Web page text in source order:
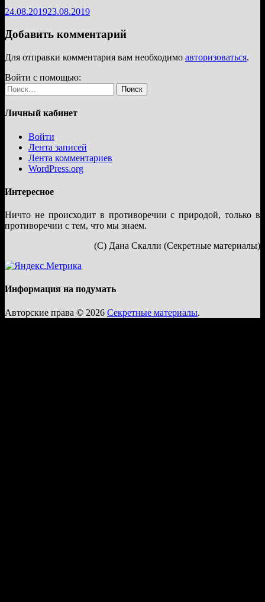
24.08.201923.08.2019
Добавить комментарий
Для отправки комментария вам необходимо авторизоваться.
Войти с помощью:
Найти:
Личный кабинет
Войти
Лента записей
Лента комментариев
WordPress.org
Интересное
Ничто не происходит в противоречии с природой, только в
противоречии с тем, что мы знаем.
(С) Дана Скалли (Секретные материалы)
Информация на подумать
Авторские права © 2026 Секретные материалы.